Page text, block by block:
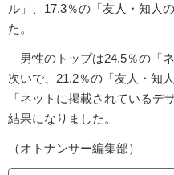
ル」、17.3％の「友人・知人
た。
男性のトップは24.5％の「
次いで、21.2％の「友人・知
「ネットに掲載されているデ
結果になりました。
（オトナンサー編集部）